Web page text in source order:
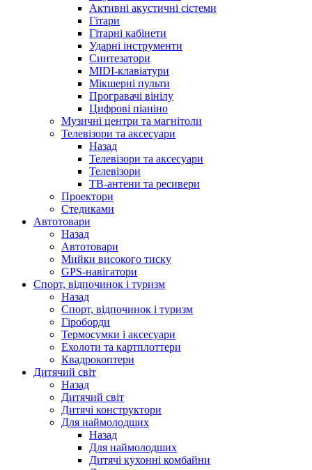
Активні акустичні сістеми
Гітари
Гітарні кабінети
Ударні інструменти
Синтезатори
MIDI-клавіатури
Мікшерні пульти
Програвачі вінілу
Цифрові піаніно
Музичні центри та магнітоли
Телевізори та аксесуари
Назад
Телевізори та аксесуари
Телевізори
ТВ-антени та ресивери
Проектори
Стедиками
Автотовари
Назад
Автотовари
Мийки високого тиску
GPS-навігатори
Спорт, відпочинок і туризм
Назад
Спорт, відпочинок і туризм
Гіроборди
Термосумки і аксесуари
Ехолоти та картплоттери
Квадрокоптери
Дитячий світ
Назад
Дитячий світ
Дитячі конструктори
Для наймолодших
Назад
Для наймолодших
Дитячі кухонні комбайни